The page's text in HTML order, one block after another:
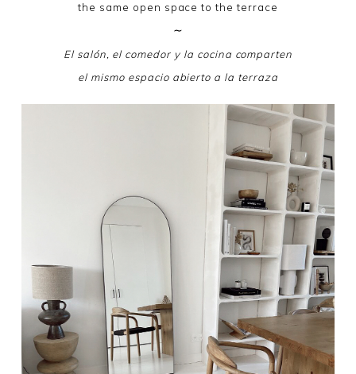
the same open space to the terrace
∼
El salón, el comedor y la cocina comparten
el mismo espacio abierto a la terraza